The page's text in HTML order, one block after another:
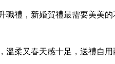
職禮，新婚賀禮最需要美美的
溫柔又春天感十足，送禮自用